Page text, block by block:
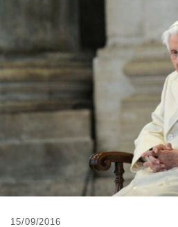
15/09/2016